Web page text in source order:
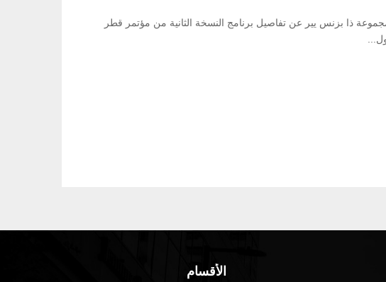
ذا بزنس يير عن تفاصيل برنامج النسخة الثانية من مؤتمر قطر
الأقسام